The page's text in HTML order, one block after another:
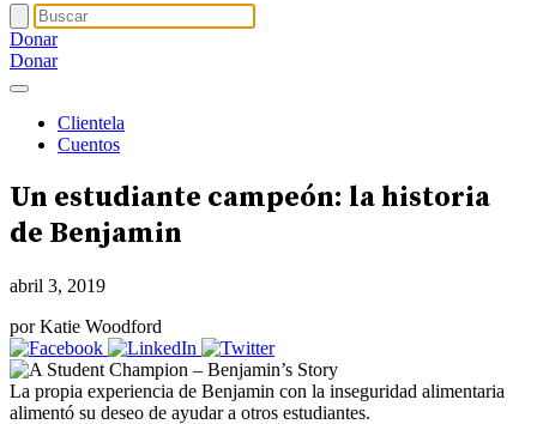
Donar
Donar
Clientela
Cuentos
Un estudiante campeón: la historia
de Benjamin
abril 3, 2019
por Katie Woodford
La propia experiencia de Benjamin con la inseguridad alimentaria
alimentó su deseo de ayudar a otros estudiantes.